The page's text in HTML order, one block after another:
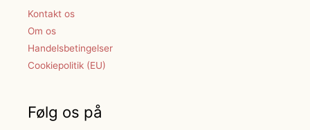
Kontakt os
Om os
Handelsbetingelser
Cookiepolitik (EU)
Følg os på